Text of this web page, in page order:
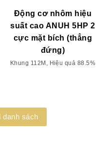
Động cơ nhôm hiệu
suất cao ANUH 5HP 2
cực mặt bích (thẳng
đứng)
Khung 112M, Hiệu quả 88.5%
danh sách